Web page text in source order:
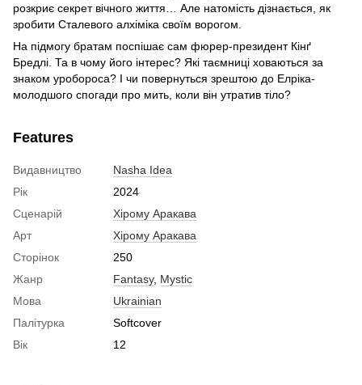
розкриє секрет вічного життя… Але натомість дізнається, як
зробити Сталевого алхіміка своїм ворогом.
На підмогу братам поспішає сам фюрер-президент Кінґ
Бредлі. Та в чому його інтерес? Які таємниці ховаються за
знаком уробороса? І чи повернуться зрештою до Елріка-
молодшого спогади про мить, коли він утратив тіло?
Features
Видавництво
Nasha Idea
Рік
2024
Сценарій
Хірому Аракава
Арт
Хірому Аракава
Сторінок
250
Жанр
Fantasy, Mystic
Мова
Ukrainian
Палітурка
Softcover
Вік
12